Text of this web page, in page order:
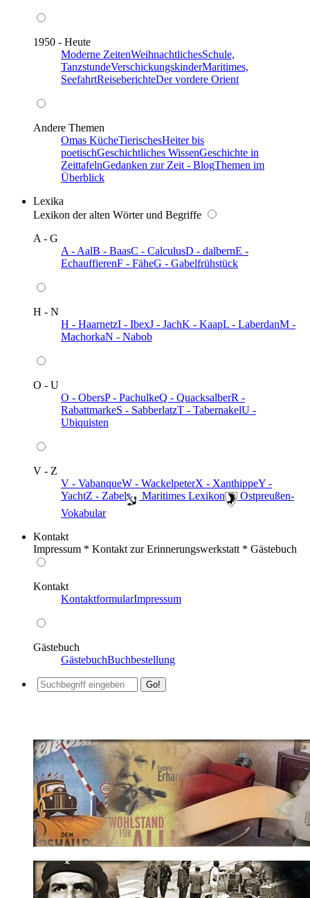
1950 - Heute
Moderne ZeitenWeihnachtlichesSchule,
TanzstundeVerschickungskinderMaritimes,
SeefahrtReiseberichteDer vordere Orient
Andere Themen
Omas KücheTierischesHeiter bis
poetischGeschichtliches WissenGeschichte in
ZeittafelnGedanken zur Zeit - BlogThemen im
Überblick
Lexika
Lexikon der alten Wörter und Begriffe
A - G
A - AalB - BaasC - CalculusD - dalbernE -
EchauffierenF - FäheG - Gabelfrühstück
H - N
H - HaarnetzI - IbexJ - JachK - KaapL - LaberdanM -
MachorkaN - Nabob
O - U
O - ObersP - PachulkeQ - QuacksalberR -
RabattmarkeS - SabberlatzT - TabernakelU -
Ubiquisten
V - Z
V - VabanqueW - WackelpeterX - XanthippeY -
YachtZ - Zabel ️ Maritimes Lexikon
️ Ostpreußen-
Vokabular
Kontakt
Impressum * Kontakt zur Erinnerungswerkstatt * Gästebuch
Kontakt
KontaktformularImpressum
Gästebuch
GästebuchBuchbestellung